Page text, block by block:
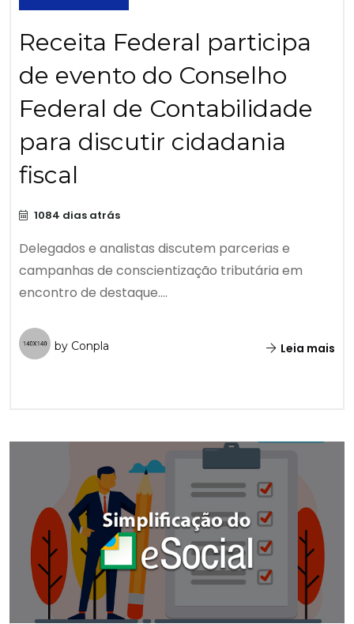
Receita Federal participa
de evento do Conselho
Federal de Contabilidade
para discutir cidadania
fiscal
1084 dias atrás
Delegados e analistas discutem parcerias e
campanhas de conscientização tributária em
encontro de destaque....
by Conpla Leia mais